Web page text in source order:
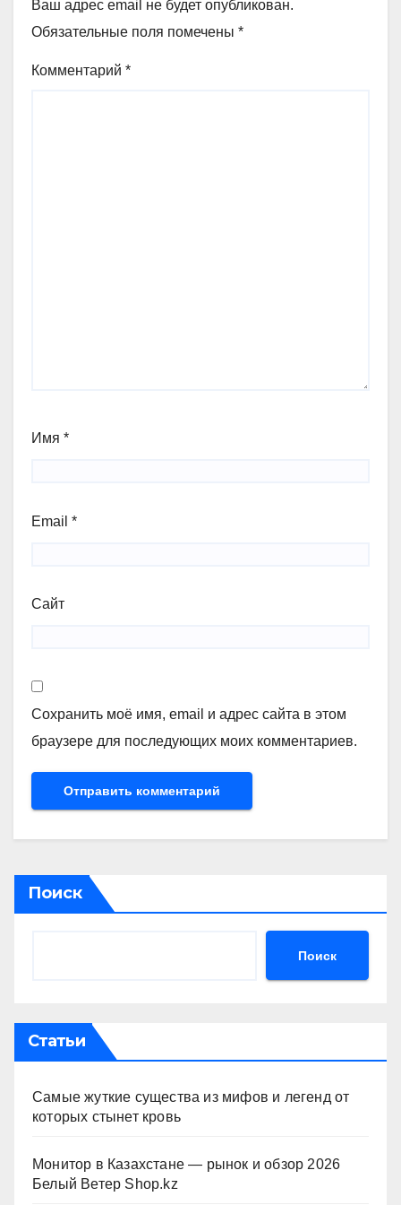
Ваш адрес email не будет опубликован.
Обязательные поля помечены *
Комментарий *
Имя *
Email *
Сайт
Сохранить моё имя, email и адрес сайта в этом
браузере для последующих моих комментариев.
Поиск
Поиск
Статьи
Самые жуткие существа из мифов и легенд от
которых стынет кровь
Монитор в Казахстане — рынок и обзор 2026
Белый Ветер Shop.kz